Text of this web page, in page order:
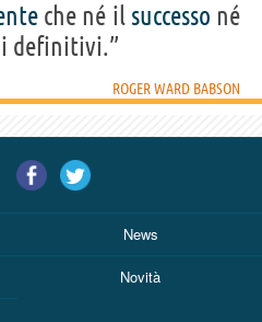
che né il successo né
definitivi.”
ROGER WARD BABSON
News
Novità